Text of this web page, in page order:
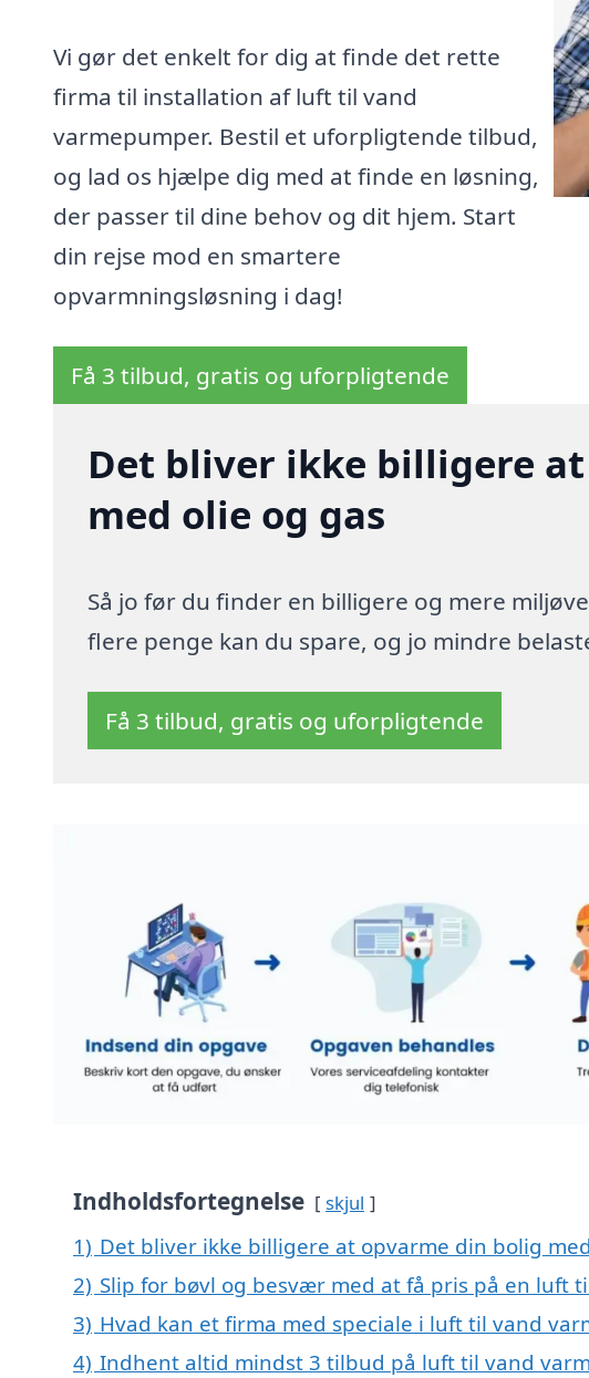
Vi gør det enkelt for dig at finde det rette
firma til installation af luft til vand
varmepumper. Bestil et uforpligtende tilbud,
og lad os hjælpe dig med at finde en løsning,
der passer til dine behov og dit hjem. Start
din rejse mod en smartere
opvarmningsløsning i dag!
Få 3 tilbud, gratis og uforpligtende
Det bliver ikke billigere
med olie og gas
Så jo før du finder en billigere og mere
flere penge kan du spare, og jo mindre
Få 3 tilbud, gratis og uforpligtende
Indholdsfortegnelse skjul
1) Det bliver ikke billigere at opvarme din bolig
2) Slip for bøvl og besvær med at få pris på en luft
3) Hvad kan et firma med speciale i luft til vand
4) Indhent altid mindst 3 tilbud på luft til vand